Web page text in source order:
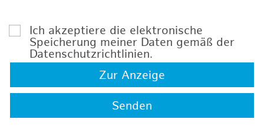
Ich akzeptiere die elektronische
Speicherung meiner Daten gemäß der
Datenschutzrichtlinien.
Zur Anzeige
Senden